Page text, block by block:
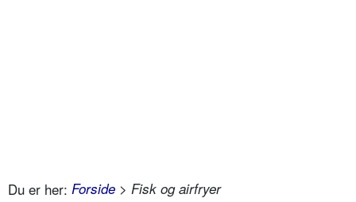
Du er her: Forside > Fisk og airfryer